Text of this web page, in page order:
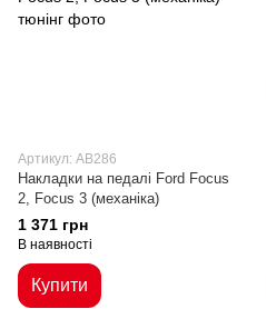
Артикул: AB286
Накладки на педалі Ford Focus
2, Focus 3 (механіка)
1 371 грн
В наявності
Купити